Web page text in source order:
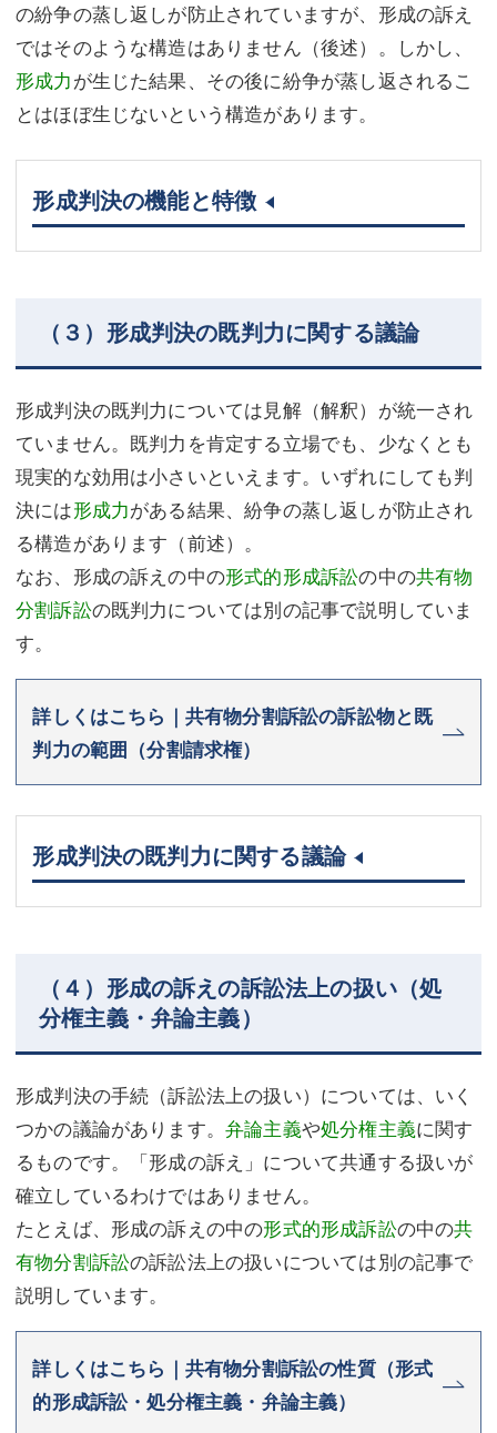
の紛争の蒸し返しが防止されていますが、形成の訴え
ではそのような構造はありません（後述）。しかし、
形成力が生じた結果、その後に紛争が蒸し返されるこ
とはほぼ生じないという構造があります。
形成判決の機能と特徴
（３）形成判決の既判力に関する議論
形成判決の既判力については見解（解釈）が統一され
ていません。既判力を肯定する立場でも、少なくとも
現実的な効用は小さいといえます。いずれにしても判
決には形成力がある結果、紛争の蒸し返しが防止され
る構造があります（前述）。
なお、形成の訴えの中の形式的形成訴訟の中の共有物
分割訴訟の既判力については別の記事で説明していま
す。
詳しくはこちら｜共有物分割訴訟の訴訟物と既
判力の範囲（分割請求権）
形成判決の既判力に関する議論
（４）形成の訴えの訴訟法上の扱い（処
分権主義・弁論主義）
形成判決の手続（訴訟法上の扱い）については、いく
つかの議論があります。弁論主義や処分権主義に関す
るものです。「形成の訴え」について共通する扱いが
確立しているわけではありません。
たとえば、形成の訴えの中の形式的形成訴訟の中の共
有物分割訴訟の訴訟法上の扱いについては別の記事で
説明しています。
詳しくはこちら｜共有物分割訴訟の性質（形式
的形成訴訟・処分権主義・弁論主義）